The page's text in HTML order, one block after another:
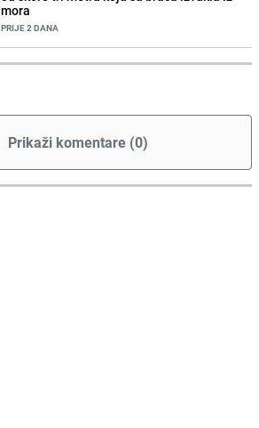
mora
PRIJE 2 DANA
Prikaži komentare (0)